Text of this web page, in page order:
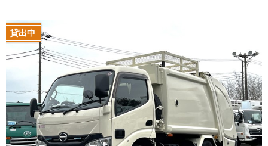
貸出中